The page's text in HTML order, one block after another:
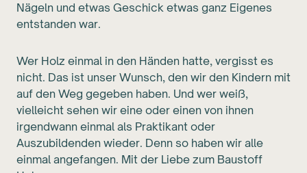
Nägeln und etwas Geschick etwas ganz Eigenes
entstanden war.
Wer Holz einmal in den Händen hatte, vergisst es
nicht. Das ist unser Wunsch, den wir den Kindern mit
auf den Weg gegeben haben. Und wer weiß,
vielleicht sehen wir eine oder einen von ihnen
irgendwann einmal als Praktikant oder
Auszubildenden wieder. Denn so haben wir alle
einmal angefangen. Mit der Liebe zum Baustoff